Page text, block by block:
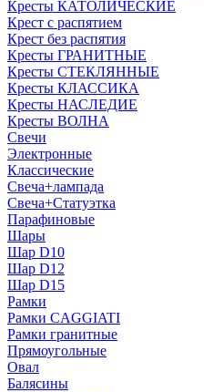
Кресты КАТОЛИЧЕСКИЕ
Крест с распятием
Крест без распятия
Кресты ГРАНИТНЫЕ
Кресты СТЕКЛЯННЫЕ
Кресты КЛАССИКА
Кресты НАСЛЕДИЕ
Кресты ВОЛНА
Свечи
Электронные
Классические
Свеча+лампада
Свеча+Статуэтка
Парафиновые
Шары
Шар D10
Шар D12
Шар D15
Рамки
Рамки CAGGIATI
Рамки гранитные
Прямоугольные
Овал
Балясины